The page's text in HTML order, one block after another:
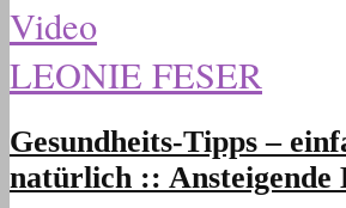
Video
LEONIE FESER
Gesundheits-Tipps –
natürlich :: Ansteigende